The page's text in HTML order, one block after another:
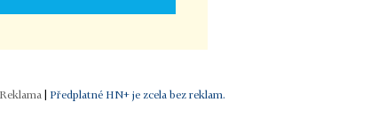
| Předplatné HN+ je zcela bez reklam.